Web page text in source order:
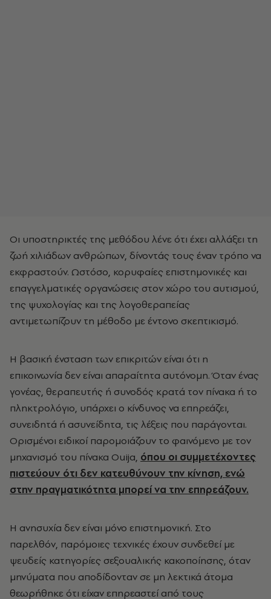
Οι υποστηρικτές της μεθόδου λένε ότι έχει αλλάξει τη
ζωή χιλιάδων ανθρώπων, δίνοντάς τους έναν τρόπο να
εκφραστούν. Ωστόσο, κορυφαίες επιστημονικές και
επαγγελματικές οργανώσεις στον χώρο του αυτισμού,
της ψυχολογίας και της λογοθεραπείας
αντιμετωπίζουν τη μέθοδο με έντονο σκεπτικισμό.
Η βασική ένσταση των επικριτών είναι ότι η
επικοινωνία δεν είναι απαραίτητα αυτόνομη. Όταν ένας
γονέας, θεραπευτής ή συνοδός κρατά τον πίνακα ή το
πληκτρολόγιο, υπάρχει ο κίνδυνος να επηρεάζει,
συνειδητά ή ασυνείδητα, τις λέξεις που παράγονται.
Ορισμένοι ειδικοί παρομοιάζουν το φαινόμενο με τον
μηχανισμό του πίνακα Ouija, όπου οι συμμετέχοντες
πιστεύουν ότι δεν κατευθύνουν την κίνηση, ενώ
στην πραγματικότητα μπορεί να την επηρεάζουν.
Η ανησυχία δεν είναι μόνο επιστημονική. Στο
παρελθόν, παρόμοιες τεχνικές έχουν συνδεθεί με
ψευδείς κατηγορίες σεξουαλικής κακοποίησης, όταν
μηνύματα που αποδίδονταν σε μη λεκτικά άτομα
θεωρήθηκε ότι είχαν επηρεαστεί από τους